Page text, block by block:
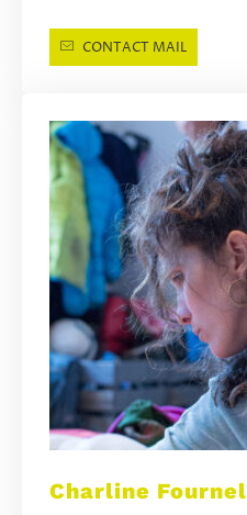
CONTACT MAIL
Charline Fournel